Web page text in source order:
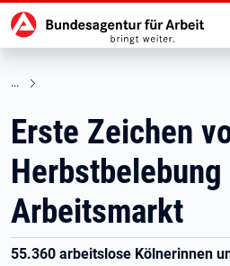
zu den Hauptinhalten springen
Hauptnavigation
Erste Zeichen
Arbeitsmarkt
55.360 arbeitslose Kölnerinnen